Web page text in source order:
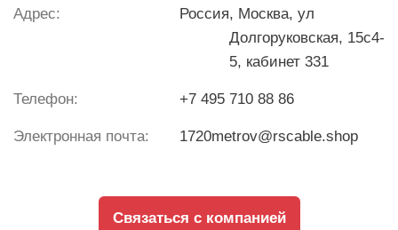
Адрес: Россия, Москва, ул
Долгоруковская, 15с4-
5, кабинет 331
Телефон: +7 495 710 88 86
Электронная почта: 1720metrov@rscable.shop
Связаться с компанией